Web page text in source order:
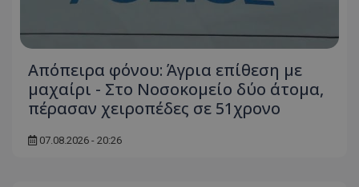
Απόπειρα φόνου: Άγρια επίθεση με
μαχαίρι - Στο Νοσοκομείο δύο άτομα,
πέρασαν χειροπέδες σε 51χρονο
07.08.2026 - 20:26